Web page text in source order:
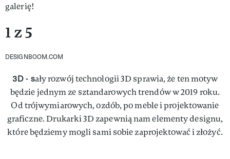
galerię!
1 z 5
DESIGNBOOM.COM
3D - sały rozwój technologii 3D sprawia, że ten motyw
będzie jednym ze sztandarowych trendów w 2019 roku.
Od trójwymiarowych, ozdób, po meble i projektowanie
graficzne. Drukarki 3D zapewnią nam elementy designu,
które będziemy mogli sami sobie zaprojektować i złożyć.